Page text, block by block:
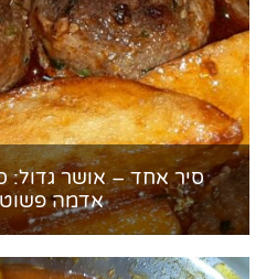
סיר אחד – אושר גדול:
אדמה